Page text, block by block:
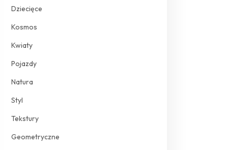
Dziecięce
Kosmos
Kwiaty
Pojazdy
Natura
Styl
Tekstury
Geometryczne